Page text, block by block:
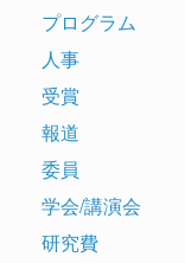
プログラム
人事
受賞
報道
委員
学会/講演会
研究費